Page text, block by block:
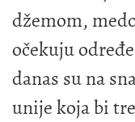
džemom,
očekuju
danas su na
unije koja bi